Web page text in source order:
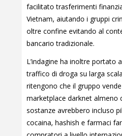
facilitato trasferimenti
Vietnam, aiutando i gruppi
oltre confine evitando al
bancario tradizionale.
L’indagine ha inoltre portato
traffico di droga su larga
ritengono che il gruppo
marketplace darknet almeno
sostanze avrebbero incluso
cocaina, hashish e farmaci